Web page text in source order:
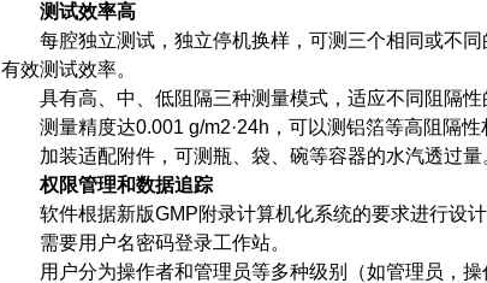
测试效率高
每腔独立测试，独立停机换样，可测三个相同或不同
有效测试效率。
具有高、中、低阻隔三种测量模式，适应不同阻隔性
测量精度达0.001 g/m2·24h，可以测铝箔等高阻隔性
加装适配附件，可测瓶、袋、碗等容器的水汽透过量
权限管理和数据追踪
软件根据新版GMP附录计算机化系统的要求进行设计
需要用户名密码登录工作站。
用户分为操作者和管理员等多种级别（如管理员，操